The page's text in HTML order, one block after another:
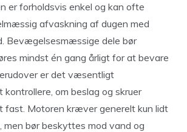
er forholdsvis enkel og kan ofte
afvaskning af dugen med
Bevægelsesmæssige dele bør
mindst én gang årligt for at bevare
er det væsentligt
om beslag og skruer
fast. Motoren kræver generelt kun lidt
men bør beskyttes mod vand og